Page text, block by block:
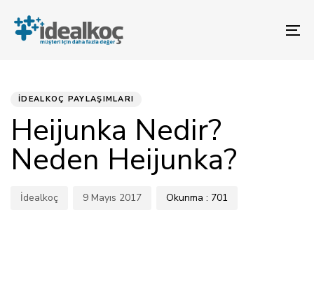
atla
gezinme
bölümüne
atlaİDEALKOÇ PAYLAŞIMLARI
Heijunka Nedir?
Neden Heijunka?
İdealkoç 9 Mayıs 2017 Okunma : 701